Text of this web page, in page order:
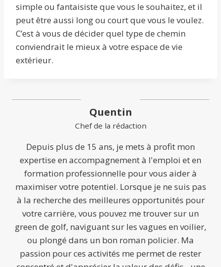
simple ou fantaisiste que vous le souhaitez, et il
peut être aussi long ou court que vous le voulez.
C’est à vous de décider quel type de chemin
conviendrait le mieux à votre espace de vie
extérieur.
Quentin
Chef de la rédaction
Depuis plus de 15 ans, je mets à profit mon
expertise en accompagnement à l'emploi et en
formation professionnelle pour vous aider à
maximiser votre potentiel. Lorsque je ne suis pas
à la recherche des meilleures opportunités pour
votre carrière, vous pouvez me trouver sur un
green de golf, naviguant sur les vagues en voilier,
ou plongé dans un bon roman policier. Ma
passion pour ces activités me permet de rester